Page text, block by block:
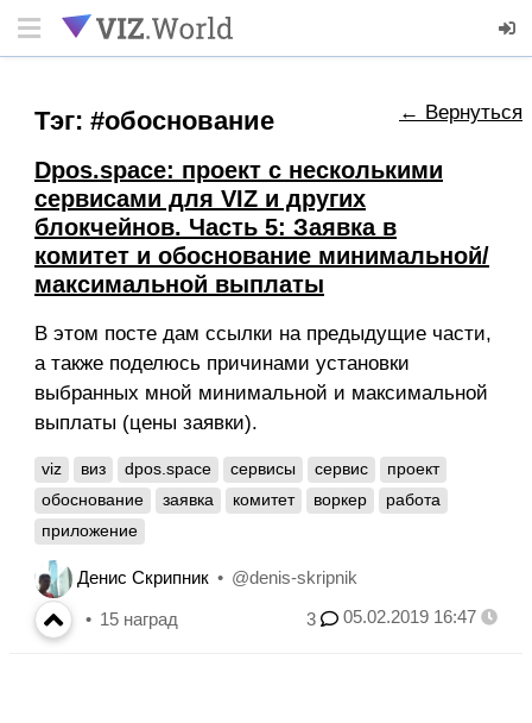
← Вернуться
Тэг: #обоснование
Dpos.space: проект с несколькими
сервисами для VIZ и других
блокчейнов. Часть 5: Заявка в
комитет и обоснование минимальной/
максимальной выплаты
В этом посте дам ссылки на предыдущие части,
а также поделюсь причинами установки
выбранных мной минимальной и максимальной
выплаты (цены заявки).
viz виз dpos.space сервисы сервис
проект
обоснование
заявка комитет воркер
работа
приложение
Денис Скрипник
@denis-skripnik
05.02.2019 16:47
15 наград 3